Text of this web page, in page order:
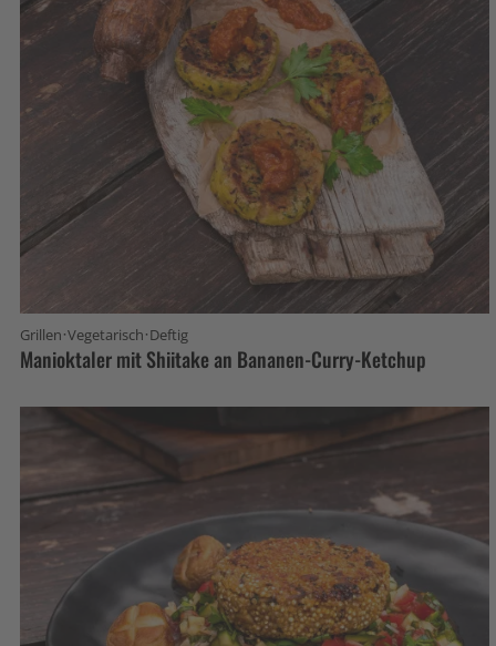
Grillen·Vegetarisch·Deftig
Manioktaler mit Shiitake an Bananen-Curry-Ketchup